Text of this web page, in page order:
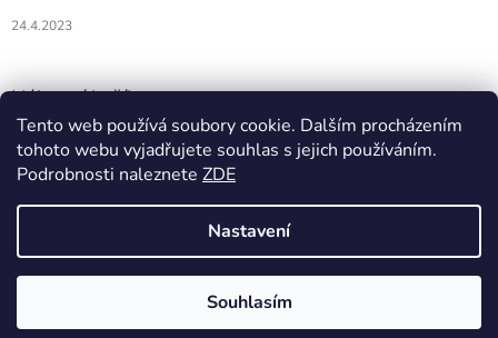
Tento web používá soubory cookie. Dalším procházením
tohoto webu vyjadřujete souhlas s jejich používáním.
Podrobnosti naleznete ZDE
Nastavení
Souhlasím
24.4.2023
Nákupní košík
0KS /0 KČ
Vytvořil Shoptet
DOMIO. Všechna práva vyhrazena.